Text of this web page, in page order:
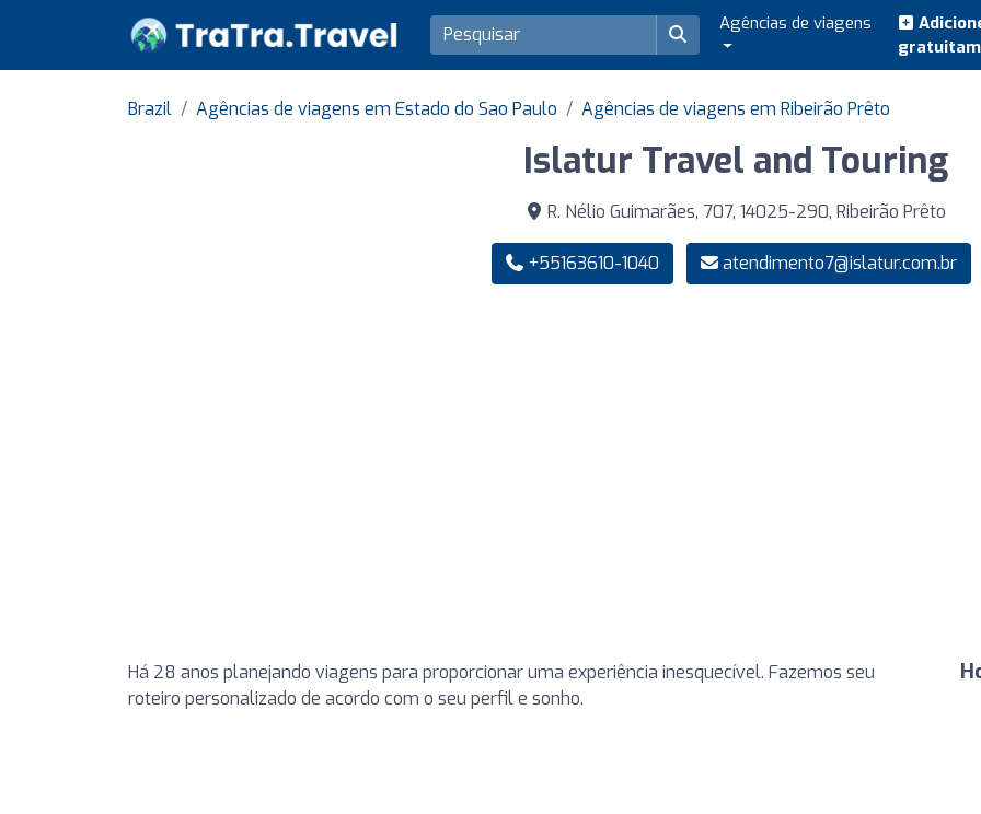
Agências de viagens
Brazil Agências de viagens em Estado do Sao Paulo Agências de viagens em Ribeirão Prêto
Islatur Travel and Touring
R. Nélio Guimarães, 707, 14025-290, Ribeirão Prêto
+55163610-1040 atendimento7@islatur.com.br
Há 28 anos planejando viagens para proporcionar uma experiência inesquecível. Fazemos seu
roteiro personalizado de acordo com o seu perfil e sonho.